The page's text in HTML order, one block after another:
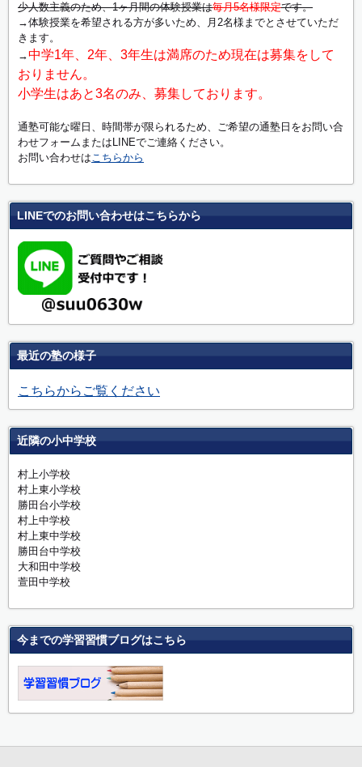
少人数主義のため、1ヶ月間の体験授業は毎月5名様限定です。
→体験授業を希望される方が多いため、月2名様までとさせていただ
きます。
→中学1年、2年、3年生は満席のため現在は募集をして
おりません。
小学生はあと3名のみ、募集しております。
通塾可能な曜日、時間帯が限られるため、ご希望の通塾日をお問い合
わせフォームまたはLINEでご連絡ください。
お問い合わせはこちらから
LINEでのお問い合わせはこちらから
最近の塾の様子
こちらからご覧ください
近隣の小中学校
村上小学校
村上東小学校
勝田台小学校
村上中学校
村上東中学校
勝田台中学校
大和田中学校
萱田中学校
今までの学習習慣ブログはこちら